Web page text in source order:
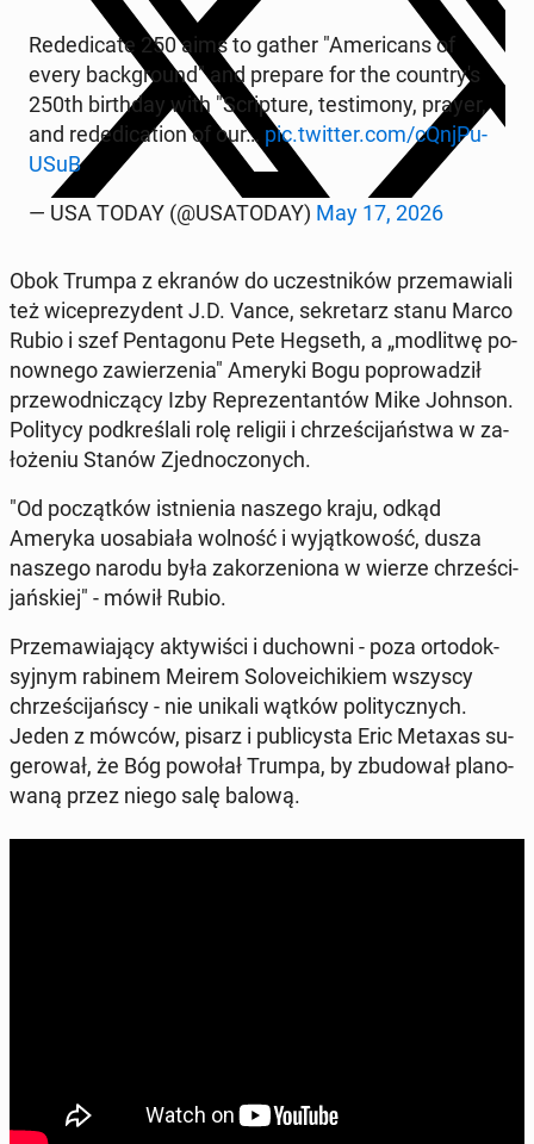
Re­de­di­ca­te 250 aims to gather "Ame­ri­cans of
every back­gro­und" and prepare for the co­un­try­'s
250th bir­th­day with "Scrip­tu­re, te­sti­mo­ny, prayer,
and re­de­di­ca­tion of our… pic.twitter.com/cQnj­Pu­
USuB
— USA TODAY (@USA­TO­DAY) May 17, 2026
Obok Trumpa z ekranów do uczest­ni­ków prze­ma­wia­li
też wi­ce­pre­zy­dent J.D. Vance, se­kre­tarz stanu Marco
Rubio i szef Pen­ta­go­nu Pete Hegseth, a „mo­dli­twę po­
now­ne­go za­wie­rze­nia" Ameryki Bogu po­pro­wa­dził
prze­wod­ni­czą­cy Izby Re­pre­zen­tan­tów Mike Johnson.
Po­li­ty­cy pod­kre­śla­li rolę religii i chrze­ści­jań­stwa w za­
ło­że­niu Stanów Zjed­no­czo­nych.
"Od po­cząt­ków ist­nie­nia naszego kraju, odkąd
Ameryka uosa­bia­ła wolność i wy­jąt­ko­wość, dusza
naszego narodu była za­ko­rze­nio­na w wierze chrze­ści­
jań­skiej" - mówił Rubio.
Prze­ma­wia­ją­cy ak­ty­wi­ści i du­chow­ni - poza or­to­dok­
syj­nym rabinem Meirem So­lo­ve­ichi­kiem wszyscy
chrze­ści­jań­scy - nie unikali wątków po­li­tycz­nych.
Jeden z mówców, pisarz i pu­bli­cy­sta Eric Metaxas su­
ge­ro­wał, że Bóg powołał Trumpa, by zbu­do­wał pla­no­
wa­ną przez niego salę balową.